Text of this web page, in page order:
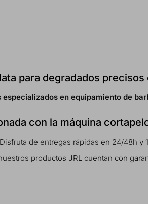
para degradados
en equipamiento de
con la máquina
Disfruta de entregas rápidas en 24/48h
productos JRL cuentan con